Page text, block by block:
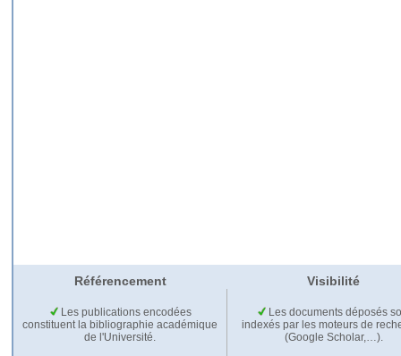
Référencement Visibilité
Les publications encodées
constituent la bibliographie académique
de l'Université.
Les documents déposés
indexés par les moteurs de
(Google Scholar,…).